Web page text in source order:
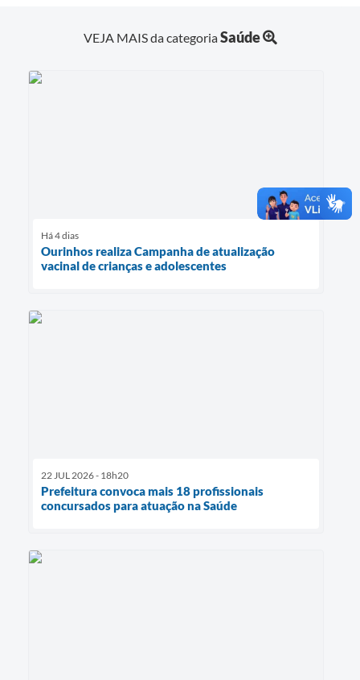
VEJA MAIS da categoriaSaúde
Há 4 dias
Ourinhos realiza Campanha de atualização
vacinal de crianças e adolescentes
22 JUL 2026 - 18h20
Prefeitura convoca mais 18 profissionais
concursados para atuação na Saúde